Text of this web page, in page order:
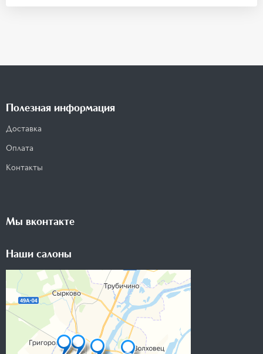
Полезная информация
Доставка
Оплата
Контакты
Мы вконтакте
Наши салоны